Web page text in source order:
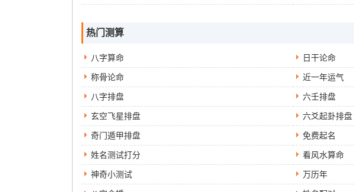
热门测算
八字算命 日干论命
称骨论命 近一年运气
八字排盘 六壬排盘
玄空飞星排盘 六爻起卦排盘
奇门遁甲排盘 免费起名
姓名测试打分 看风水算命
神奇小测试 万历年